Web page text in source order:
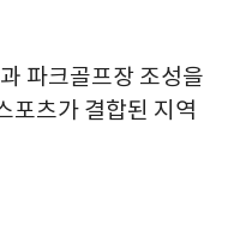
파크골프장 조성을
포츠가 결합된 지역